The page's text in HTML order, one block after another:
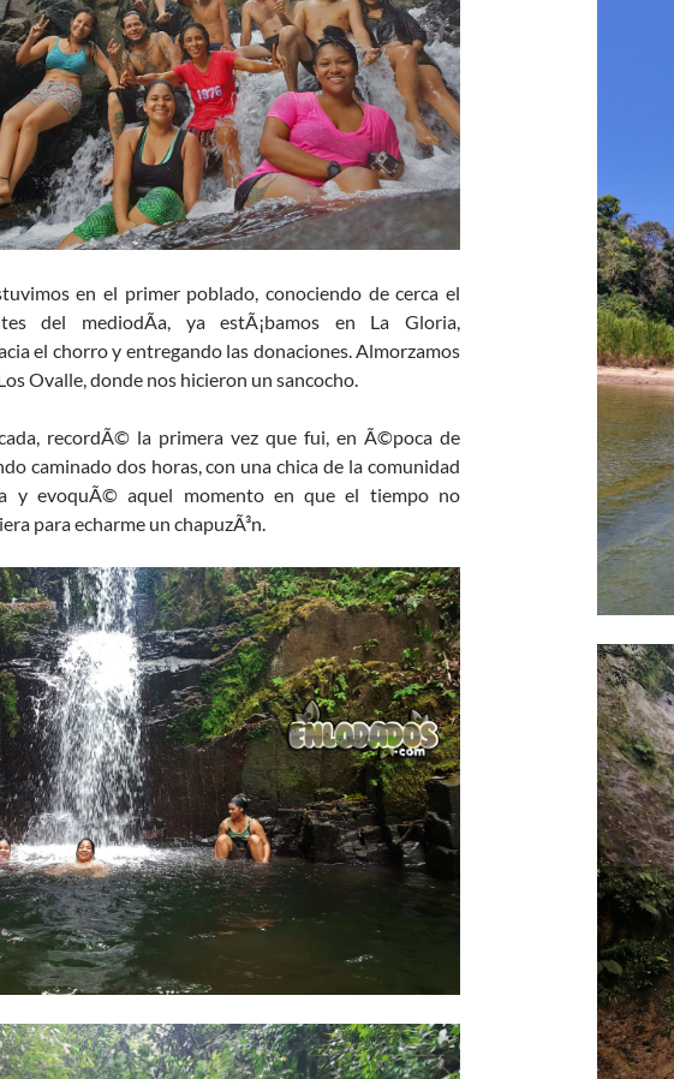
en el primer poblado, conociendo de cerca el
del mediodÃ­a, ya estÃ¡bamos en La Gloria,
el chorro y entregando las donaciones. Almorzamos
Ovalle, donde nos hicieron un sancocho.
recordÃ© la primera vez que fui, en Ã©poca de
caminado dos horas, con una chica de la comunidad
y evoquÃ© aquel momento en que el tiempo no
para echarme un chapuzÃ³n.